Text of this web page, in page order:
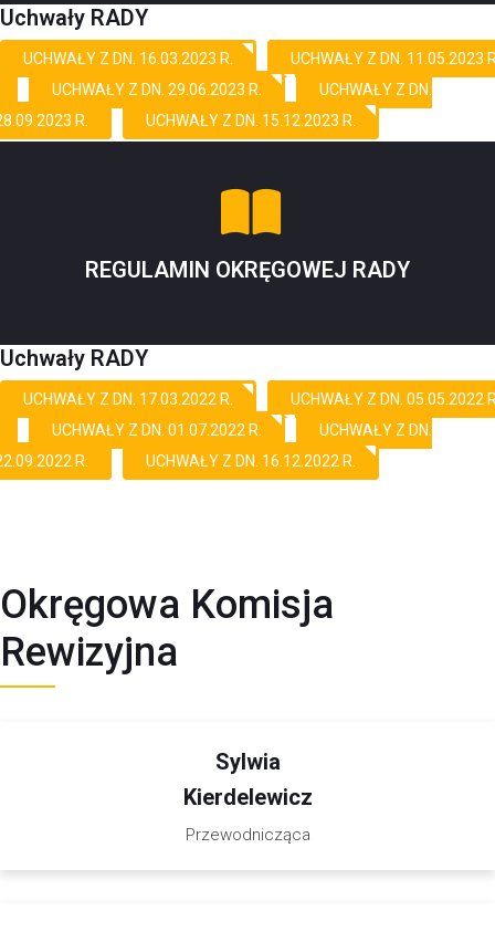
Uchwały RADY
UCHWAŁY Z DN. 16.03.2023 R.
UCHWAŁY Z DN. 11.05.2023
UCHWAŁY Z DN. 29.06.2023 R.
UCHWAŁY Z DN.
R.
UCHWAŁY Z DN. 15.12.2023 R.
REGULAMIN OKRĘGOWEJ RADY
Uchwały RADY
UCHWAŁY Z DN. 17.03.2022 R.
UCHWAŁY Z DN. 05.05.2022
UCHWAŁY Z DN. 01.07.2022 R.
UCHWAŁY Z DN.
R.
UCHWAŁY Z DN. 16.12.2022 R.
Okręgowa Komisja
Rewizyjna
Sylwia
Kierdelewicz
Przewodnicząca